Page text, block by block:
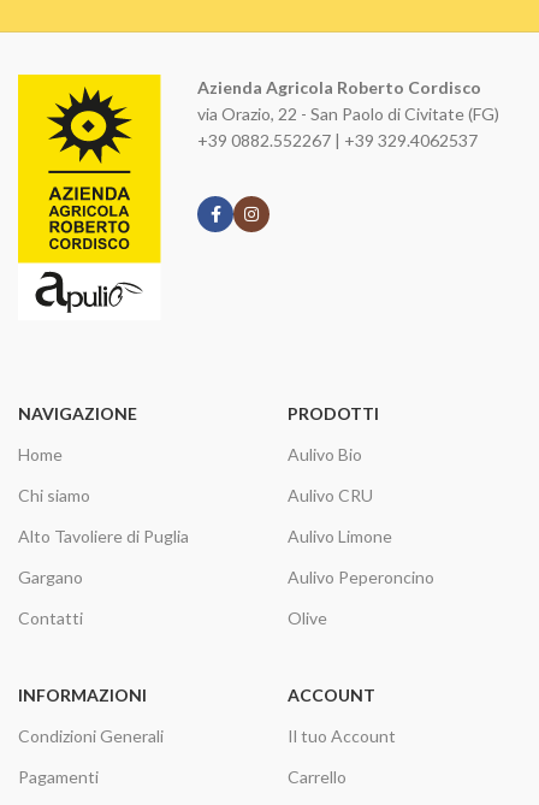
Azienda Agricola Roberto Cordisco
via Orazio, 22 - San Paolo di Civitate (FG)
+39 0882.552267 | +39 329.4062537
NAVIGAZIONE
Home
Chi siamo
Alto Tavoliere di Puglia
Gargano
Contatti
PRODOTTI
Aulivo Bio
Aulivo CRU
Aulivo Limone
Aulivo Peperoncino
Olive
INFORMAZIONI
Condizioni Generali
Pagamenti
ACCOUNT
Il tuo Account
Carrello